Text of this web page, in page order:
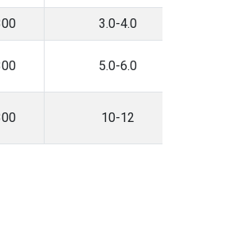
3.0-4.0
5.0-6.0
10-12